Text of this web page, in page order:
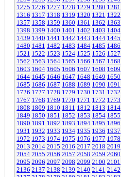
1275 1276 1277 1278 1279 1280 1281
1316 1317 1318 1319 1320 1321 1322
1357 1358 1359 1360 1361 1362 1363
1398 1399 1400 1401 1402 1403 1404
1439 1440 1441 1442 1443 1444 1445
1480 1481 1482 1483 1484 1485 1486
1521 1522 1523 1524 1525 1526 1527
1562 1563 1564 1565 1566 1567 1568
1603 1604 1605 1606 1607 1608 1609
1644 1645 1646 1647 1648 1649 1650
1685 1686 1687 1688 1689 1690 1691
1726 1727 1728 1729 1730 1731 1732
1767 1768 1769 1770 1771 1772 1773
1808 1809 1810 1811 1812 1813 1814
1849 1850 1851 1852 1853 1854 1855
1890 1891 1892 1893 1894 1895 1896
1931 1932 1933 1934 1935 1936 1937
1972 1973 1974 1975 1976 1977 1978
2013 2014 2015 2016 2017 2018 2019
2054 2055 2056 2057 2058 2059 2060
2095 2096 2097 2098 2099 2100 2101
2136 2137 2138 2139 2140 2141 2142